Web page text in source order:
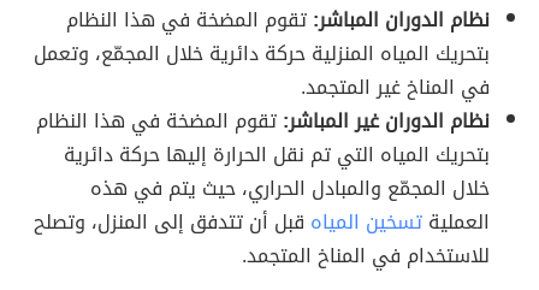
نظام الدوران المباشر:تقوم المضخة في هذا النظام
بتحريك المياه المنزلية حركة دائرية خلال المجمّع، وتعمل
في المناخ غير المتجمد.
نظام الدوران غير المباشر:تقوم المضخة في هذا النظام
بتحريك المياه التي تم نقل الحرارة إليها حركة دائرية
خلال المجمّع والمبادل الحراري، حيث يتم في هذه
العمليةتسخين المياه قبل أن تتدفق إلى المنزل، وتصلح
للاستخدام في المناخ المتجمد.